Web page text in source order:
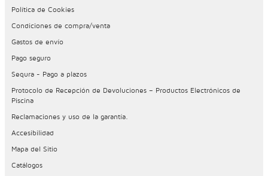
Política de Cookies
Condiciones de compra/venta
Gastos de envío
Pago seguro
Sequra - Pago a plazos
Protocolo de Recepción de Devoluciones – Productos Electrónicos de
Piscina
Reclamaciones y uso de la garantía.
Accesibilidad
Mapa del Sitio
Catálogos